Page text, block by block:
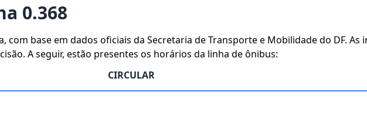
0.368
base em dados oficiais da Secretaria de Transporte e Mobilidade do DF. As
A seguir, estão presentes os horários da linha de ônibus:
CIRCULAR